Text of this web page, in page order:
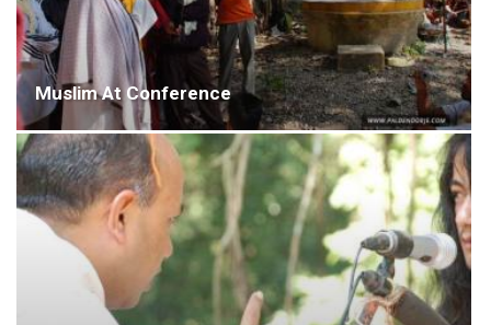
Muslim At Conference